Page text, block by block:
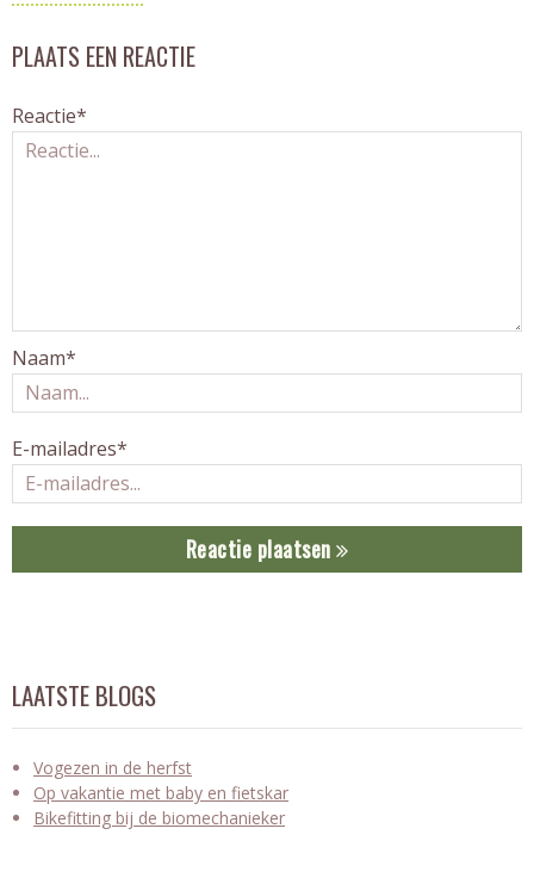
PLAATS EEN REACTIE
Reactie*
Naam*
E-mailadres*
Reactie plaatsen
LAATSTE BLOGS
Vogezen in de herfst
Op vakantie met baby en fietskar
Bikefitting bij de biomechanieker